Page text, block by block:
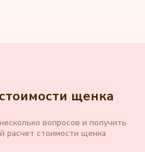
щенка
вопросов и получить
расчет стоимости щенка